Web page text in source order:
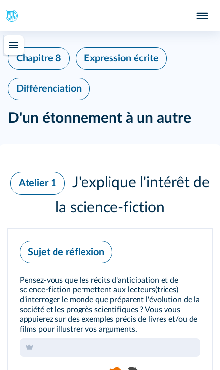
Chapitre 8 Expression écrite
Différenciation
D'un étonnement à un autre
Atelier 1
J'explique l'intérêt de
la science‑fiction
Sujet de réflexion
Pensez-vous que les récits d'anticipation et de
science‑fiction permettent aux lecteurs(trices)
d'interroger le monde que préparent l'évolution de la
société et les progrès scientifiques ? Vous vous
appuierez sur des exemples précis de livres et/ou de
films pour illustrer vos arguments.